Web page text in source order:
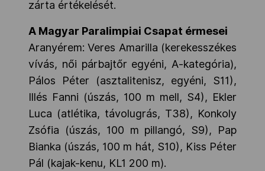
zárta értékelését.
A Magyar Paralimpiai Csapat érmesei
Aranyérem: Veres Amarilla (kerekesszékes
vívás, női párbajtőr egyéni, A-kategória),
Pálos Péter (asztalitenisz, egyéni, S11),
Illés Fanni (úszás, 100 m mell, S4), Ekler
Luca (atlétika, távolugrás, T38), Konkoly
Zsófia (úszás, 100 m pillangó, S9), Pap
Bianka (úszás, 100 m hát, S10), Kiss Péter
Pál (kajak-kenu, KL1 200 m).